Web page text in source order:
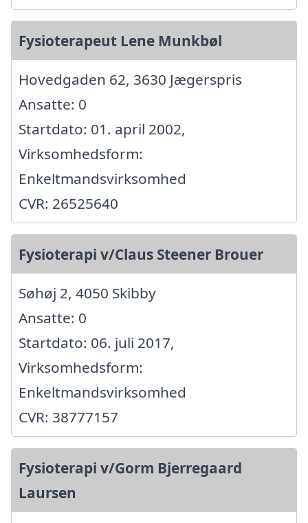
Fysioterapeut Lene Munkbøl
Hovedgaden 62, 3630 Jægerspris
Ansatte: 0
Startdato: 01. april 2002,
Virksomhedsform:
Enkeltmandsvirksomhed
CVR: 26525640
Fysioterapi v/Claus Steener Brouer
Søhøj 2, 4050 Skibby
Ansatte: 0
Startdato: 06. juli 2017,
Virksomhedsform:
Enkeltmandsvirksomhed
CVR: 38777157
Fysioterapi v/Gorm Bjerregaard
Laursen